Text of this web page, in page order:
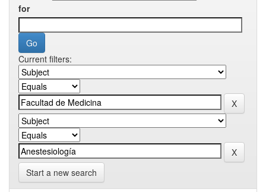
for
Current filters:
Start a new search